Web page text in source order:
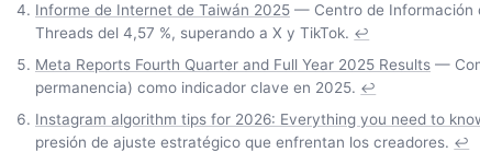
Informe de Internet de Taiwán 2025 — Centro de Información
Threads del 4,57 %, superando a X y TikTok. ↩
Meta Reports Fourth Quarter and Full Year 2025 Results —
permanencia) como indicador clave en 2025. ↩
Instagram algorithm tips for 2026: Everything you need to
presión de ajuste estratégico que enfrentan los creadores. ↩